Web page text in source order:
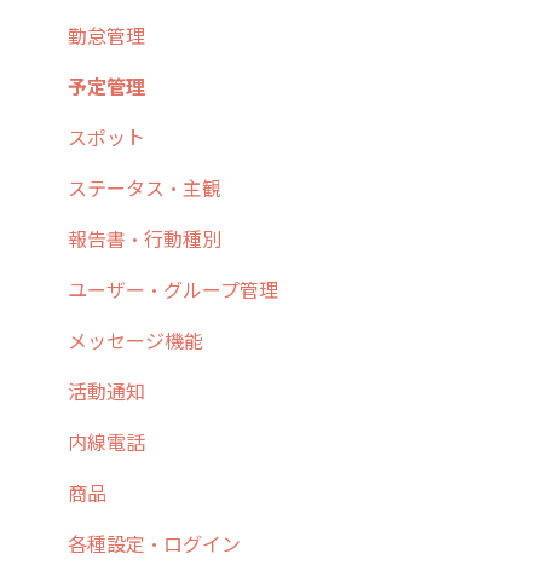
4. cyzen利用前の準備：システム管理者編
5. 基本的な使い方：システム管理者編
6. 基本的な使い方：ユーザー編
7. 初心者向けよくある質問集
8. 用語集
9. もっと便利に利用するための設定
10.ユーザー向けおすすめの使い方
【業界業種別】cyzen設定方法
予定管理
スポット
ステータス・主観
報告書・行動種別
勤怠管理
活動通知
パフォーマンス
帳票出力
メッセージ・ファイル添付
商品
各種設定・その他
スポット
報告閲覧
予定
日報
履歴
メンバー
メッセージ
パフォーマンス
外部リンク
お知らせ
設定
勤怠管理
予定管理
スポット
ステータス・主観
報告書・行動種別
ユーザー・グループ管理
メッセージ機能
活動通知
内線電話
商品
各種設定・ログイン